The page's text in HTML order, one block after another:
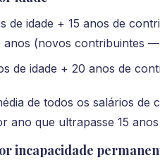
de idade + 15 anos de
(novos contribuintes
de idade + 20 anos de
de todos os salários de
ano que ultrapasse 15
incapacidade